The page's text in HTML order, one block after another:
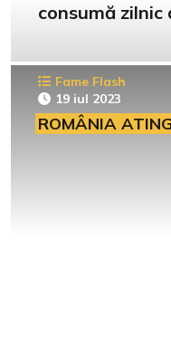
consumă zilnic
Fame Flash
19 iul 2023
ROMÂNIA